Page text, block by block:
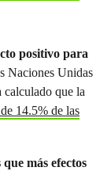
positivo para
Naciones Unidas
que la
14.5% de las
más efectos